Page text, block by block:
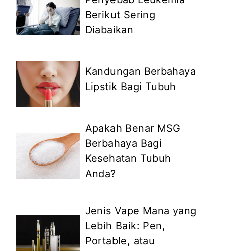
Berikut Sering
Diabaikan
Kandungan Berbahaya
Lipstik Bagi Tubuh
Apakah Benar MSG
Berbahaya Bagi
Kesehatan Tubuh
Anda?
Jenis Vape Mana yang
Lebih Baik: Pen,
Portable, atau